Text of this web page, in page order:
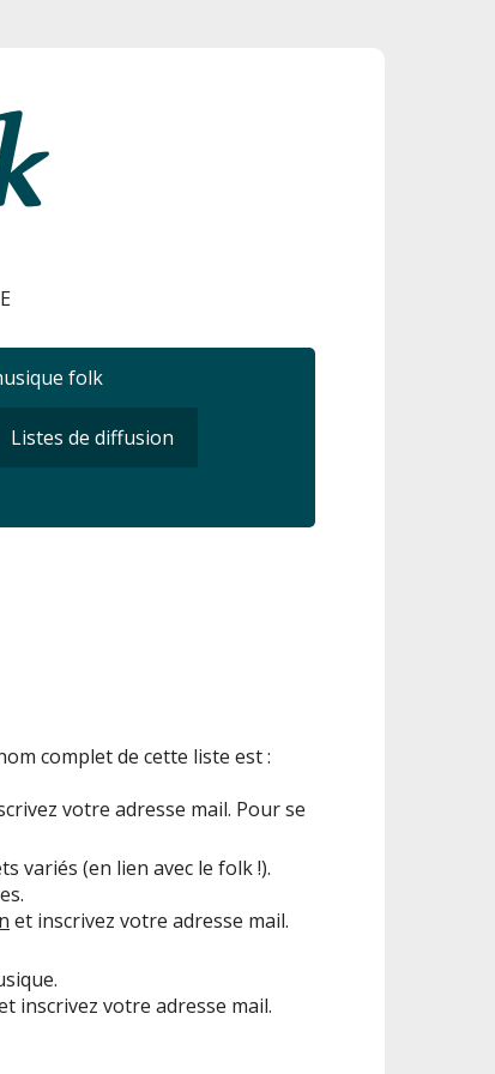
folk
Listes de diffusion
complet de cette liste est :
votre adresse mail. Pour se
variés (en lien avec le folk !).
et inscrivez votre adresse mail.
inscrivez votre adresse mail.